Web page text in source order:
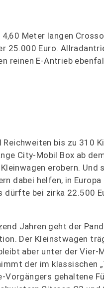
Meter langen
25.000 Euro.
reinen E-Antrieb
bis zu 310
City-Mobil Box ab
erobern. Und
dabei helfen, in Europa
dürfte bei zirka 22.500
Jahren geht der
Der Kleinstwagen
aber unter der Vier-
der im klassischen
Vorgängers gehaltene